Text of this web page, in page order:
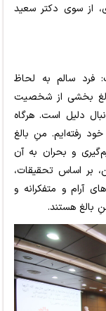
از سوی دکتر سعید
فرد سالم به لحاظ
بخشی از شخصیت
دلیل است. هرگاه
رفته‌ایم. منِ بالغ
و بحران به آن
بر اساس تحقیقات،
آرام و متفکرانه و
بالغ هستند.